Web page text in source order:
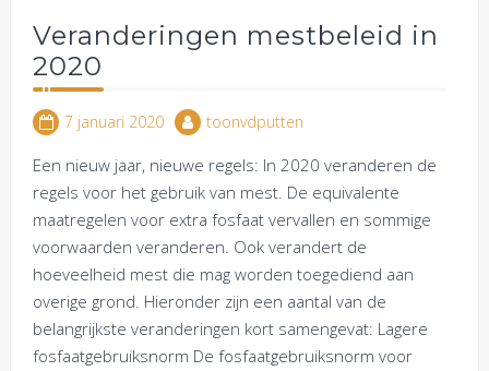
Veranderingen mestbeleid in
2020
7 januari 2020 toonvdputten
Een nieuw jaar, nieuwe regels: In 2020 veranderen de
regels voor het gebruik van mest. De equivalente
maatregelen voor extra fosfaat vervallen en sommige
voorwaarden veranderen. Ook verandert de
hoeveelheid mest die mag worden toegediend aan
overige grond. Hieronder zijn een aantal van de
belangrijkste veranderingen kort samengevat: Lagere
fosfaatgebruiksnorm De fosfaatgebruiksnorm voor